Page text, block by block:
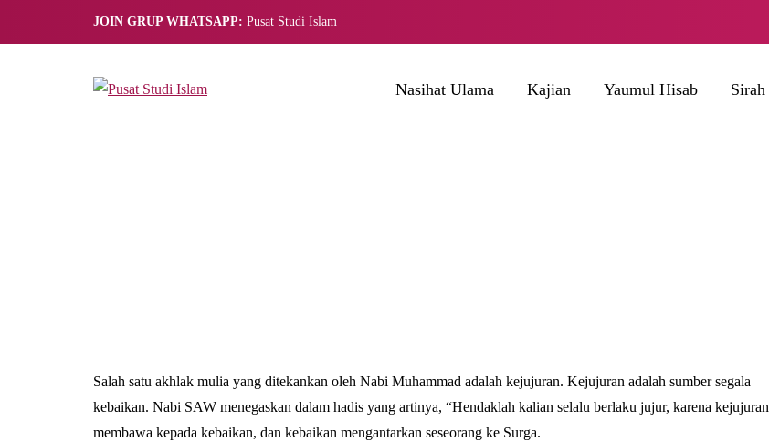
JOIN GRUP WHATSAPP: Pusat Studi Islam
Nasihat Ulama Kajian Yaumul Hisab Sirah
Salah satu akhlak mulia yang ditekankan oleh Nabi Muhammad adalah kejujuran. Kejujuran adalah sumber segala
kebaikan. Nabi SAW menegaskan dalam hadis yang artinya, “Hendaklah kalian selalu berlaku jujur, karena kejujuran
membawa kepada kebaikan, dan kebaikan mengantarkan seseorang ke Surga.